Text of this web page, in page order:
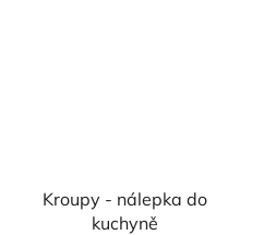
Kroupy - nálepka do
kuchyně